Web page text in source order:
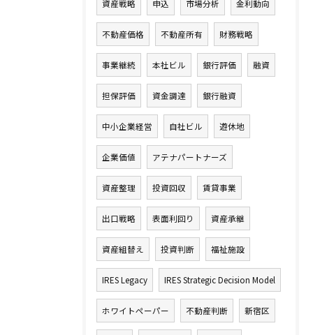
資産戦略 申込 市場分析 金利動向
不動産価格 不動産所有 財務戦略
事業継続 本社ビル 銀行評価 融資
担保評価 資金調達 銀行融資
中小企業経営 自社ビル 遊休地
企業価値 アテナパートナーズ
資産整理 投資回収 賃貸事業
出口戦略 表面利回り 資産承継
資産組替え 投資判断 福祉施設
IRES Legacy IRES Strategic Decision Model
ホワイトペーパー 不動産判断 新宿区